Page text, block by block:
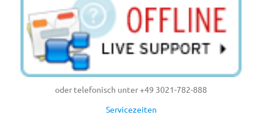
oder telefonisch unter +49 3021-782-888
Servicezeiten